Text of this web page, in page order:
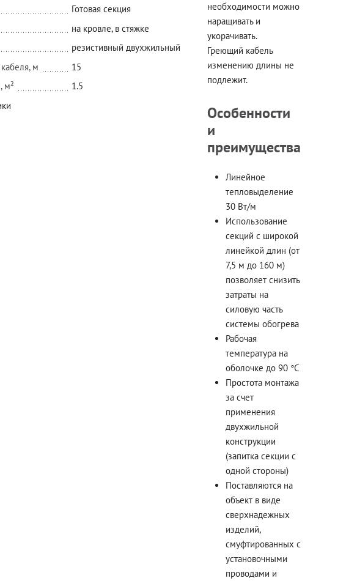
Готовая секция
на кровле, в стяжке
резистивный двухжильный
м
15
м²
1.5
необходимости можно
наращивать и
укорачивать.
Греющий кабель
изменению длины не
подлежит.
Особенности
и
преимущества
Линейное
тепловыделение
30 Вт/м
Использование
секций с широкой
линейкой длин (от
7,5 м до 160 м)
позволяет снизить
затраты на
силовую часть
системы обогрева
Рабочая
температура на
оболочке до 90 °С
Простота монтажа
за счет
применения
двухжильной
конструкции
(запитка секции с
одной стороны)
Поставляются на
объект в виде
сверхнадежных
изделий,
смуфтированных с
установочными
проводами и